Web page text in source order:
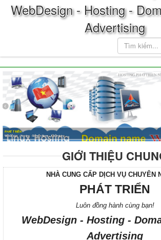
WebDesign - Hosting -
Advertising
PHÁT TRIỂN
WebDesign - Hosting - Domain Name - Advertising
GIỚI THIỆU
NHÀ CUNG CẤP DỊCH VỤ CHUYÊN
PHÁT TRIỂN
Luôn đồng hành cùng bạn!
WebDesign - Hosting -
Advertising